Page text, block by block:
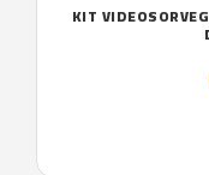
KIT